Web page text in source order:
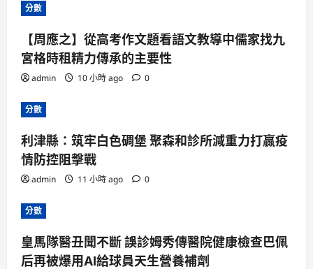
分數
【周應之】從高考作文題看語文教導中儒家找九
宮格時租精力傳承的主要性
admin 10 小時 ago 0
分數
利津縣：筑牢白色碉堡 聚森和診所減重力打贏疫
情防控阻擊戰
admin 11 小時 ago 0
分數
皇馬隊醫丑聞不斷 誤診姆秀傳醫院健康檢查巴佩
后再被爆用AI給球員天生營養補劑